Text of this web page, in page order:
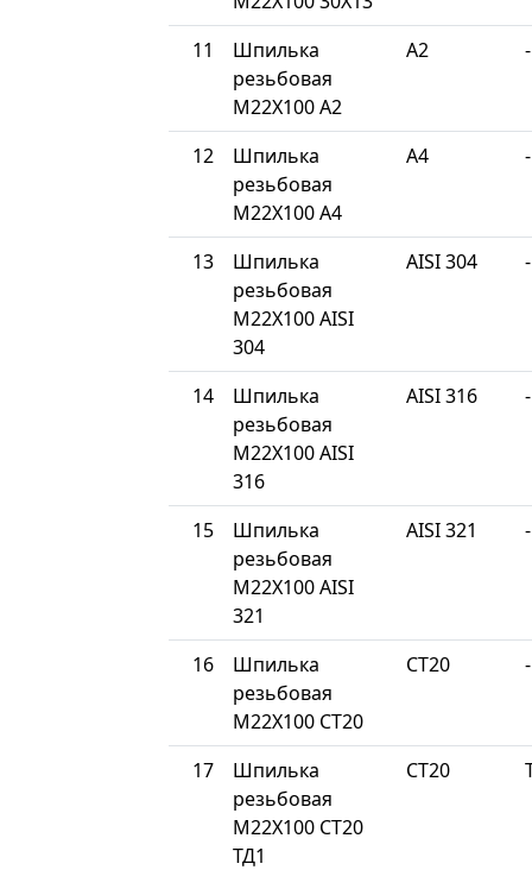
11
Шпилька
резьбовая
М22Х100 A2
A2 -
12
Шпилька
резьбовая
М22Х100 A4
A4 -
13
Шпилька
резьбовая
М22Х100 AISI
304
AISI 304 -
14
Шпилька
резьбовая
М22Х100 AISI
316
AISI 316 -
15
Шпилька
резьбовая
М22Х100 AISI
321
AISI 321 -
16
Шпилька
резьбовая
М22Х100 СТ20
СТ20 -
17
Шпилька
резьбовая
М22Х100 СТ20
ТД1
СТ20